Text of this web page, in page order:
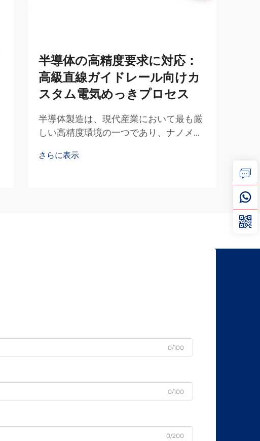
半導体の高精度要求に対応：
高級直線ガイドレール向けカ
スタム電気めっきプロセス
半導体製造は、現代産業において最も厳
しい高精度環境の一つであり、ナノメー
ライン全体の成否を左右します。このよ
さらに表示
れ
耐
さら
0/100
0/100
0/200